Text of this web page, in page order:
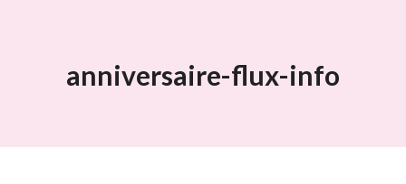
anniversaire-flux-info